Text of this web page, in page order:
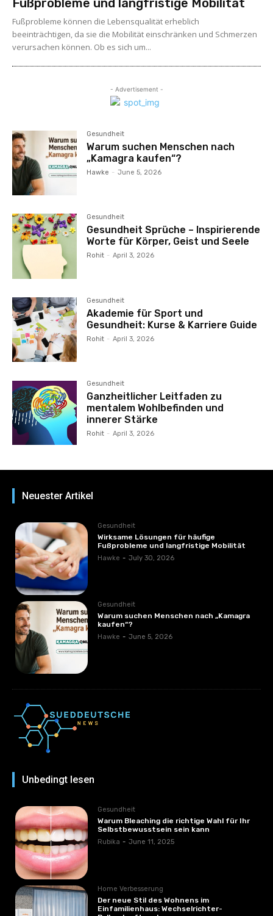
Fußprobleme und langfristige Mobilität
Fußprobleme können die Lebensqualität erheblich
beeinträchtigen, da sie die Mobilität einschränken und Schmerzen
verursachen können. Ob es sich um...
- Advertisement -
Gesundheit
Warum suchen Menschen nach
„Kamagra kaufen“?
Hawke - June 5, 2026
Gesundheit
Gesundheit Sprüche – Inspirierende
Worte für Körper, Geist und Seele
Rohit - April 3, 2026
Gesundheit
Akademie für Sport und
Gesundheit: Kurse & Karriere Guide
Rohit - April 3, 2026
Gesundheit
Ganzheitlicher Leitfaden zu
mentalem Wohlbefinden und
innerer Stärke
Rohit - April 3, 2026
Neuester Artikel
Gesundheit
Wirksame Lösungen für häufige
Fußprobleme und langfristige Mobilität
Hawke - July 30, 2026
Gesundheit
Warum suchen Menschen nach „Kamagra
kaufen“?
Hawke - June 5, 2026
Unbedingt lesen
Gesundheit
Warum Bleaching die richtige Wahl für Ihr
Selbstbewusstsein sein kann
Rubika - June 11, 2025
Home Verbesserung
Der neue Stil des Wohnens im
Einfamilienhaus: Wechselrichter-